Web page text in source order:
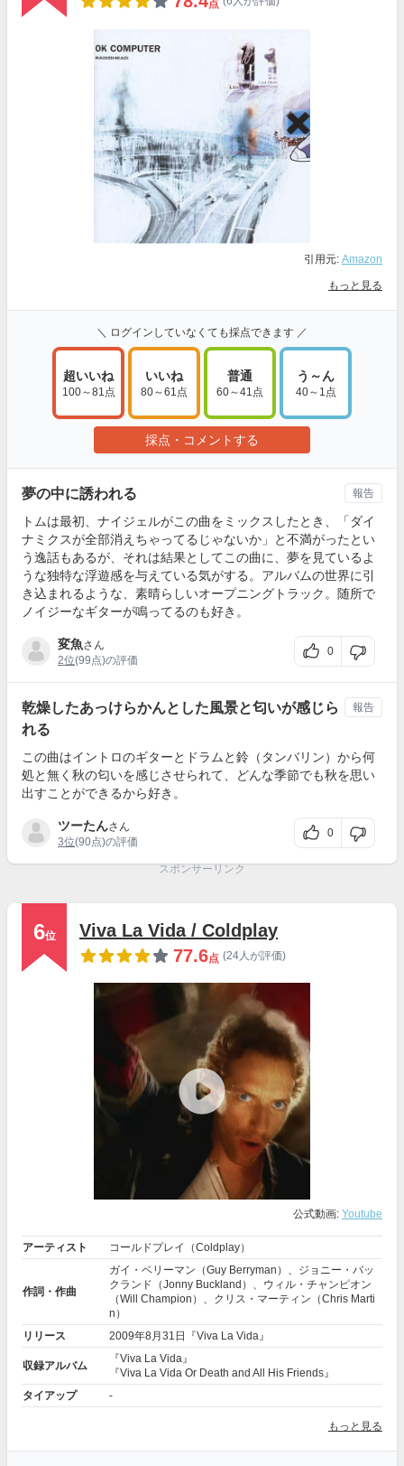
点
引用元: Amazon
もっと見る
＼ ログインしていなくても採点できます ／
超いいね
100～81点
いいね
80～61点
普通
60～41点
う～ん
40～1点
採点・コメントする
夢の中に誘われる
トムは最初、ナイジェルがこの曲をミックスしたとき、「ダイ
ナミクスが全部消えちゃってるじゃないか」と不満がったとい
う逸話もあるが、それは結果としてこの曲に、夢を見ているよ
うな独特な浮遊感を与えている気がする。アルバムの世界に引
き込まれるような、素晴らしいオープニングトラック。随所で
ノイジーなギターが鳴ってるのも好き。
変魚さん
2位(99点)の評価
0
報告
乾燥したあっけらかんとした風景と匂いが感じら
れる
この曲はイントロのギターとドラムと鈴（タンバリン）から何
処と無く秋の匂いを感じさせられて、どんな季節でも秋を思い
出すことができるから好き。
ツーたんさん
3位(90点)の評価
0
報告
スポンサーリンク
6位
Viva La Vida / Coldplay
77.6点 (24人が評価)
公式動画: Youtube
アーティスト コールドプレイ（Coldplay）
作詞・作曲
ガイ・ベリーマン（Guy Berryman）、ジョニー・バッ
クランド（Jonny Buckland）、ウィル・チャンピオン
（Will Champion）、クリス・マーティン（Chris Marti
n）
リリース
2009年8月31日『Viva La Vida』
収録アルバム
『Viva La Vida』
『Viva La Vida Or Death and All His Friends』
タイアップ
-
もっと見る